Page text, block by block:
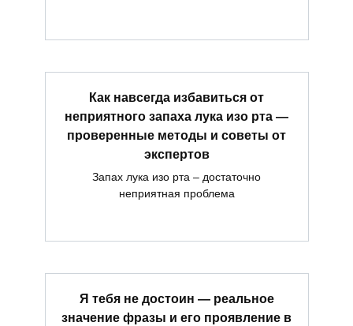
Как навсегда избавиться от
неприятного запаха лука изо рта —
проверенные методы и советы от
экспертов
Запах лука изо рта – достаточно
неприятная проблема
Я тебя не достоин — реальное
значение фразы и его проявление в